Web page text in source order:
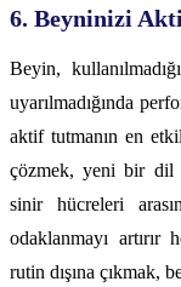
6. Beyninizi
Beyin,
uyarılmadığında
aktif tutmanın en
çözmek, yeni bir dil
sinir hücreleri
odaklanmayı
rutin dışına çıkmak,